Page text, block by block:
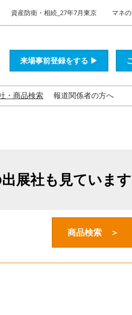
資産防衛・相続_27年7月東京 マネ
来場事前登録をする ▶
・商品検索 報道関係者の方へ
展社も見ています
商品検索 ＞